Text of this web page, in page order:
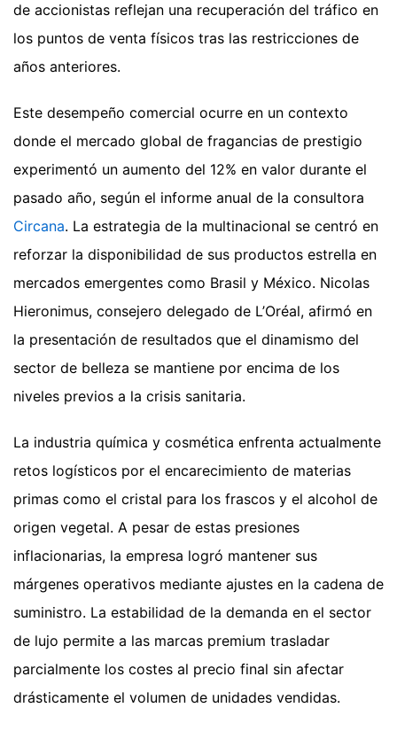
de accionistas reflejan una recuperación del tráfico en
los puntos de venta físicos tras las restricciones de
años anteriores.
Este desempeño comercial ocurre en un contexto
donde el mercado global de fragancias de prestigio
experimentó un aumento del 12% en valor durante el
pasado año, según el informe anual de la consultora
Circana. La estrategia de la multinacional se centró en
reforzar la disponibilidad de sus productos estrella en
mercados emergentes como Brasil y México. Nicolas
Hieronimus, consejero delegado de L’Oréal, afirmó en
la presentación de resultados que el dinamismo del
sector de belleza se mantiene por encima de los
niveles previos a la crisis sanitaria.
La industria química y cosmética enfrenta actualmente
retos logísticos por el encarecimiento de materias
primas como el cristal para los frascos y el alcohol de
origen vegetal. A pesar de estas presiones
inflacionarias, la empresa logró mantener sus
márgenes operativos mediante ajustes en la cadena de
suministro. La estabilidad de la demanda en el sector
de lujo permite a las marcas premium trasladar
parcialmente los costes al precio final sin afectar
drásticamente el volumen de unidades vendidas.